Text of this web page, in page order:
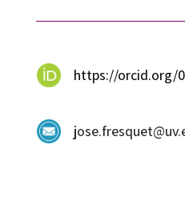
https://orcid.org/